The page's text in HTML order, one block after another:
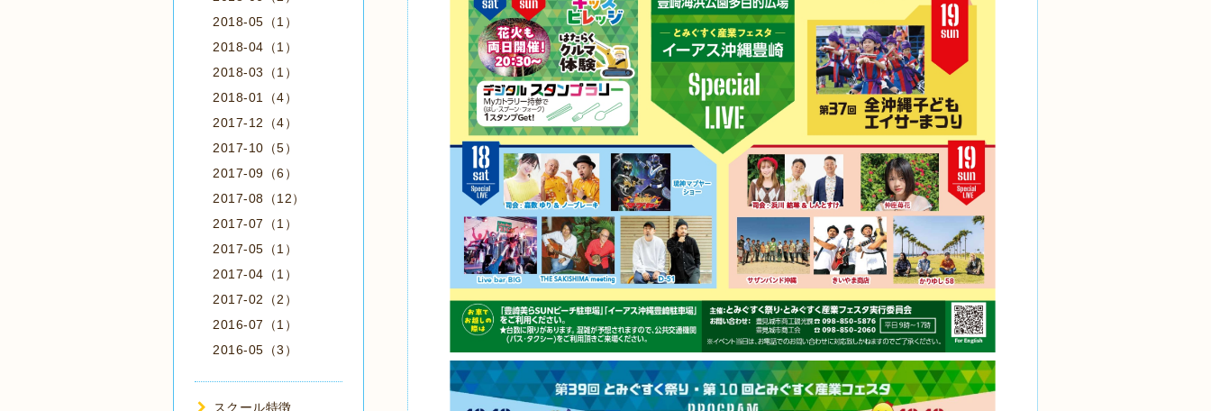
2018-05（1）
2018-04（1）
2018-03（1）
2018-01（4）
2017-12（4）
2017-10（5）
2017-09（6）
2017-08（12）
2017-07（1）
2017-05（1）
2017-04（1）
2017-02（2）
2016-07（1）
2016-05（3）
スクール特徴